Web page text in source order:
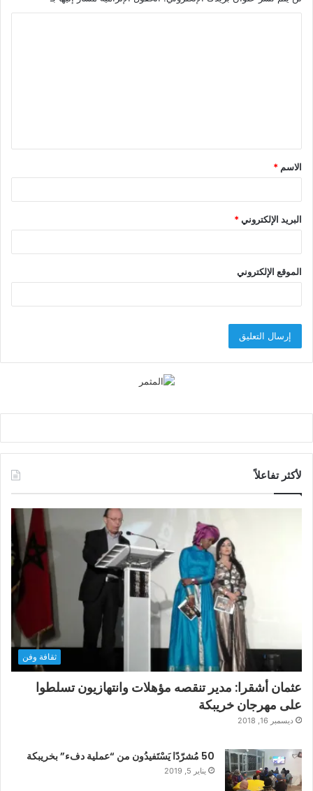
ق
*
الاسم *
البريد الإلكتروني*
الموقع الإلكتروني
لأكثر تفاعلاً
ثقافة وفن
عثمان أشقرا: مدير تنقصه مؤهلات وانتهازيون تسلطوا
على مهرجان خريبكة
ديسمبر 16, 2018
50 مُشرّدًا يَسْتَفيدُون من “عملية دفء” بخريبكة
يناير 5, 2019